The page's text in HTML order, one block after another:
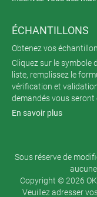
ÉCHANTILLONS
Obtenez vos
Cliquez sur le symbole
liste, remplissez le
vérification et
demandés vous seront
En savoir plus
Sous réserve de
Copyright © 2026
Veuillez adresser